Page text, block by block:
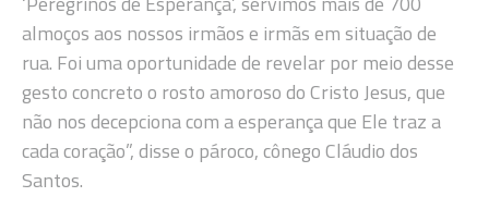
almoços aos nossos irmãos e irmãs em situação de
rua. Foi uma oportunidade de revelar por meio desse
gesto concreto o rosto amoroso do Cristo Jesus, que
não nos decepciona com a esperança que Ele traz a
cada coração”, disse o pároco, cônego Cláudio dos
Santos.